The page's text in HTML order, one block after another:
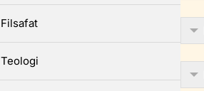
Filsafat
Teologi